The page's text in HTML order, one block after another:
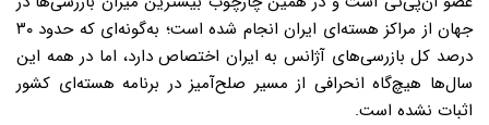
جهان از مراکز هسته‌ای ایران انجام شده است؛ به‌گونه‌ای که حدود ۳۰
درصد کل بازرسی‌های آژانس به ایران اختصاص دارد، اما در همه این
سال‌ها هیچ‌گاه انحرافی از مسیر صلح‌آمیز در برنامه هسته‌ای کشور
اثبات نشده است.